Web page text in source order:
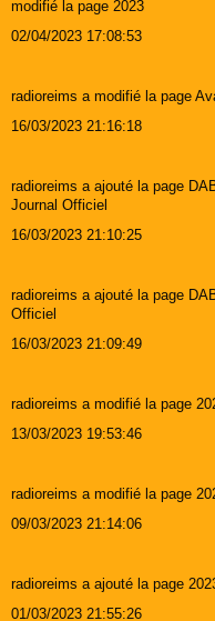
modifié la page 2023
02/04/2023 17:08:53
radioreims a modifié la page
16/03/2023 21:16:18
radioreims a ajouté la page
Journal Officiel
16/03/2023 21:10:25
radioreims a ajouté la page
Officiel
16/03/2023 21:09:49
radioreims a modifié la page
13/03/2023 19:53:46
radioreims a modifié la page
09/03/2023 21:14:06
radioreims a ajouté la page
01/03/2023 21:55:26